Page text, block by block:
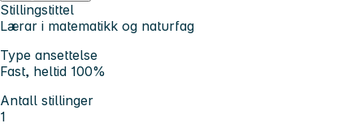
Stillingstittel
Lærar i matematikk og naturfag
Type ansettelse
Fast, heltid 100%
Antall stillinger
1